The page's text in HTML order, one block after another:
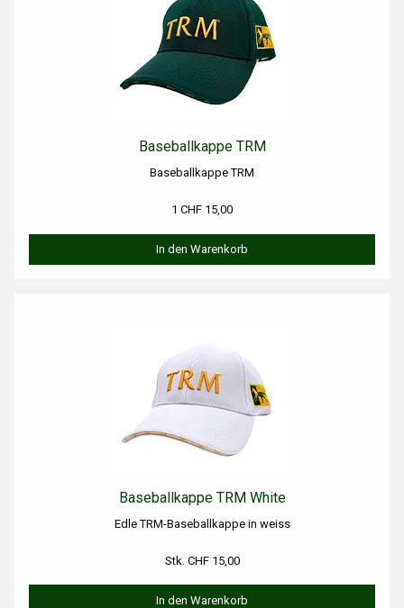
Baseballkappe TRM
Baseballkappe TRM
1 CHF 15,00
In den Warenkorb
Baseballkappe TRM White
Edle TRM-Baseballkappe in weiss
Stk. CHF 15,00
In den Warenkorb